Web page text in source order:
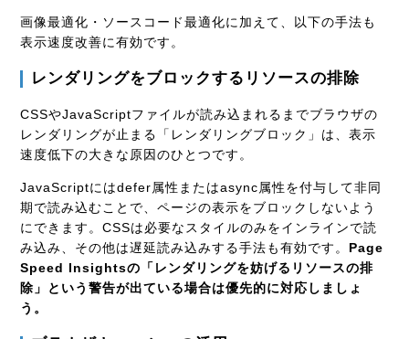
画像最適化・ソースコード最適化に加えて、以下の手法も
表示速度改善に有効です。
レンダリングをブロックするリソースの排除
CSSやJavaScriptファイルが読み込まれるまでブラウザの
レンダリングが止まる「レンダリングブロック」は、表示
速度低下の大きな原因のひとつです。
JavaScriptにはdefer属性またはasync属性を付与して非同
期で読み込むことで、ページの表示をブロックしないよう
にできます。CSSは必要なスタイルのみをインラインで読
み込み、その他は遅延読み込みする手法も有効です。 Page
Speed Insightsの「レンダリングを妨げるリソースの排
除」という警告が出ている場合は優先的に対応しましょ
う。